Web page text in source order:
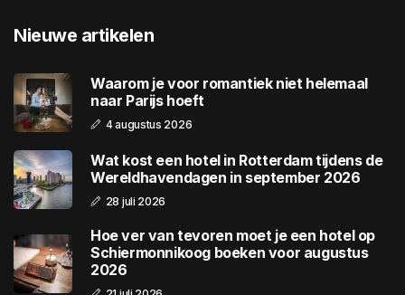
Nieuwe artikelen
Waarom je voor romantiek niet helemaal
naar Parijs hoeft
4 augustus 2026
Wat kost een hotel in Rotterdam tijdens de
Wereldhavendagen in september 2026
28 juli 2026
Hoe ver van tevoren moet je een hotel op
Schiermonnikoog boeken voor augustus
2026